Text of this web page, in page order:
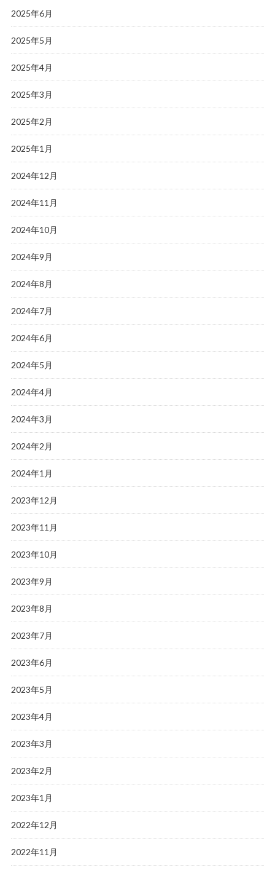
2025年6月
2025年5月
2025年4月
2025年3月
2025年2月
2025年1月
2024年12月
2024年11月
2024年10月
2024年9月
2024年8月
2024年7月
2024年6月
2024年5月
2024年4月
2024年3月
2024年2月
2024年1月
2023年12月
2023年11月
2023年10月
2023年9月
2023年8月
2023年7月
2023年6月
2023年5月
2023年4月
2023年3月
2023年2月
2023年1月
2022年12月
2022年11月